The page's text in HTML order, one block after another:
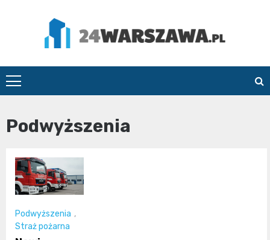
24Warszawa.pl
Podwyższenia
Podwyższenia ,
Straż pożarna